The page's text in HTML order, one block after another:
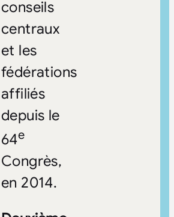
conseils
centraux
et les
fédérations
affiliés
depuis le
64e
Congrès,
en 2014.